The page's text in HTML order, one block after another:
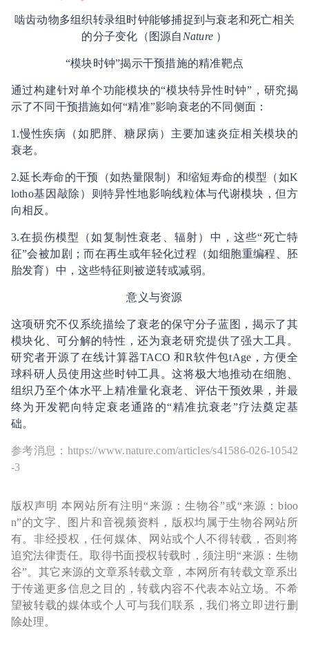
啮齿动物多组织转录组时钟能够捕捉到与衰老和死亡相关
的分子变化（图源自 Nature ）
“模块时钟”揭示干预措施的精准靶点
通过构建针对单个功能模块的“模块特异性时钟”，研究揭
示了不同干预措施如何“精准”影响衰老的不同侧面：
1.慢性疾病（如肥胖、糖尿病）主要加速炎症相关模块的
衰老。
2.延长寿命的干预（如热量限制）和缩短寿命的模型（如K
lotho基因敲除）则特异性地影响线粒体与代谢模块，但方
向相反。
3.在损伤模型（如复制性衰老、辐射）中，这些“死亡特
征”会被加剧；而在再生或年轻化过程（如细胞重编程、胚
胎发育）中，这些特征则被逆转或减弱。
意义与资源
这项研究不仅系统描绘了衰老的保守分子蓝图，揭示了其
模块化、可分解的特性，还为衰老研究提供了强大工具。
研究者开源了在线计算器TACO 和R软件包tAge，方便全
球科研人员使用这些时钟工具。这将极大地推动在细胞、
组织乃至个体水平上精准量化衰老、评估干预效果，并最
终为开发靶向特定衰老通路的“精准抗衰老”疗法奠定基
础。
参考消息：https://www.nature.com/articles/s41586-026-10542
-3
版权声明 本网站所有注明“来源：生物谷”或“来源：bioo
n”的文字、图片和音视频资料，版权均属于生物谷网站所
有。非经授权，任何媒体、网站或个人不得转载，否则将
追究法律责任。取得书面授权转载时，须注明“来源：生物
谷”。其它来源的文章系转载文章，本网所有转载文章系出
于传递更多信息之目的，转载内容不代表本站立场。不希
望被转载的媒体或个人可与我们联系，我们将立即进行删
除处理。